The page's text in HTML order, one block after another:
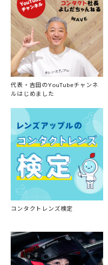
代表・吉田のYouTubeチャンネ
ルはじめました
コンタクトレンズ検定